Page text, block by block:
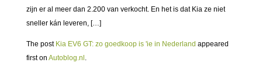
zijn er al meer dan 2.200 van verkocht. En het is dat Kia ze niet
sneller kán leveren, […]
The post Kia EV6 GT: zo goedkoop is 'ie in Nederland appeared
first on Autoblog.nl .